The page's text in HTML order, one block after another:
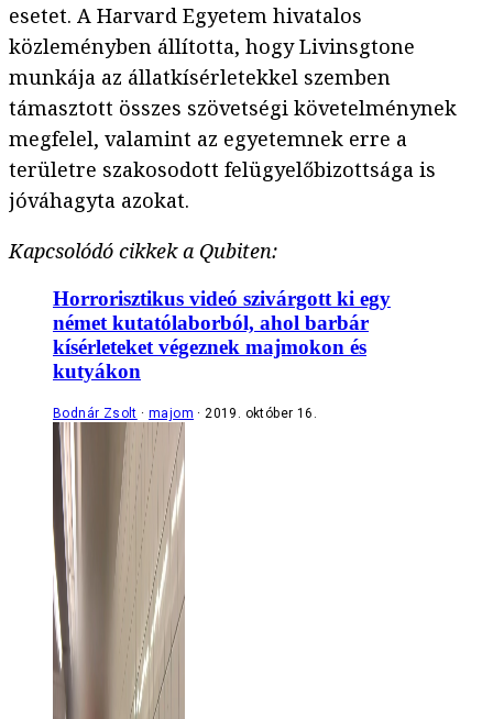
esetet. A Harvard Egyetem hivatalos
közleményben állította, hogy Livinsgtone
munkája az állatkísérletekkel szemben
támasztott összes szövetségi követelménynek
megfelel, valamint az egyetemnek erre a
területre szakosodott felügyelőbizottsága is
jóváhagyta azokat.
Kapcsolódó cikkek a Qubiten:
Horrorisztikus videó szivárgott ki egy
német kutatólaborból, ahol barbár
kísérleteket végeznek majmokon és
kutyákon
Bodnár Zsolt majom 2019. október 16.